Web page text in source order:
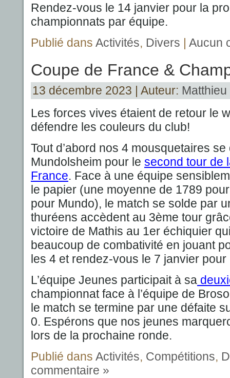
Rendez-vous le 14 janvier pour la
championnats par équipe.
Publié dans Activités, Divers | Aucun
Coupe de France &
13 décembre 2023 | Auteur:
Les forces vives étaient de retour le
défendre les couleurs du club!
Tout d’abord nos 4 mousquetaires
Mundolsheim pour le second tour de
France. Face à une équipe
le papier (une moyenne de 1789
pour Mundo), le match se solde par
thuréens accèdent au 3ème tour
victoire de Mathis au 1er échiquier
beaucoup de combativité en jouant
les 4 et rendez-vous le 7 janvier
L’équipe Jeunes participait à sa
championnat face à l’équipe de
le match se termine par une défaite
0. Espérons que nos jeunes
lors de la prochaine ronde.
Publié dans Activités, Compétitions,
commentaire »